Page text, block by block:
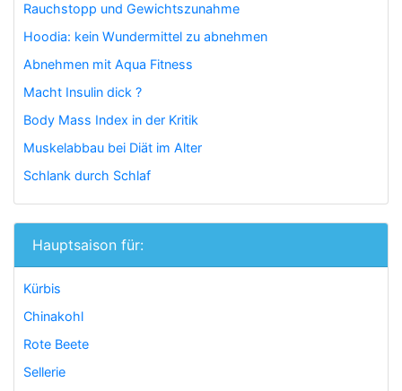
Rauchstopp und Gewichtszunahme
Hoodia: kein Wundermittel zu abnehmen
Abnehmen mit Aqua Fitness
Macht Insulin dick ?
Body Mass Index in der Kritik
Muskelabbau bei Diät im Alter
Schlank durch Schlaf
Hauptsaison für:
Kürbis
Chinakohl
Rote Beete
Sellerie